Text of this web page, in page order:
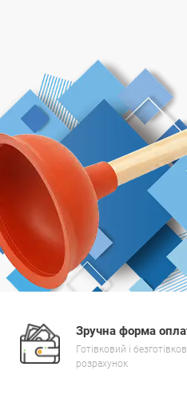
Зручна форма
Готівковий і
розрахунок